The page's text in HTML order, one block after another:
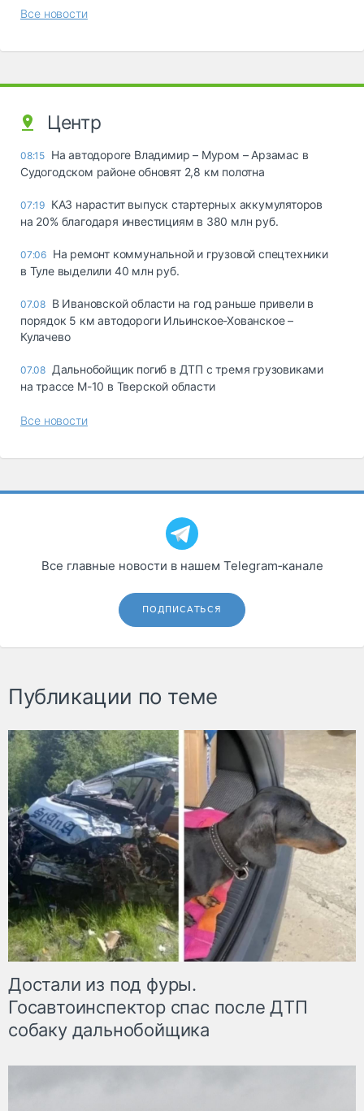
Все новости
Центр
08:15 На автодороге Владимир – Муром – Арзамас в
Судогодском районе обновят 2,8 км полотна
07:19 КАЗ нарастит выпуск стартерных аккумуляторов
на 20% благодаря инвестициям в 380 млн руб.
07:06 На ремонт коммунальной и грузовой спецтехники
в Туле выделили 40 млн руб.
07.08 В Ивановской области на год раньше привели в
порядок 5 км автодороги Ильинское-Хованское –
Кулачево
07.08 Дальнобойщик погиб в ДТП с тремя грузовиками
на трассе М-10 в Тверской области
Все новости
Все главные новости в нашем Telegram‑канале
ПОДПИСАТЬСЯ
Публикации по теме
Достали из под фуры.
Госавтоинспектор спас после ДТП
собаку дальнобойщика